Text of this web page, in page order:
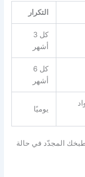
التكرار
كل 3
أشهر
كل 6
أشهر
يوميًا
المجدّد في حالة